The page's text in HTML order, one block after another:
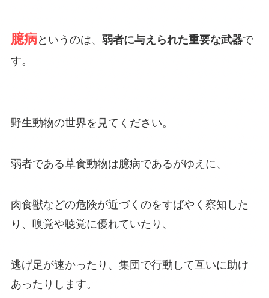
臆病というのは、 弱者に与えられた重要な武器で
す。
野生動物の世界を見てください。
弱者である草食動物は臆病であるがゆえに、
肉食獣などの危険が近づくのをすばやく察知した
り、嗅覚や聴覚に優れていたり、
逃げ足が速かったり、集団で行動して互いに助け
あったりします。